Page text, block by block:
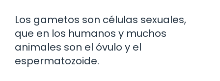
Los gametos son células sexuales,
que en los humanos y muchos
animales son el óvulo y el
espermatozoide.